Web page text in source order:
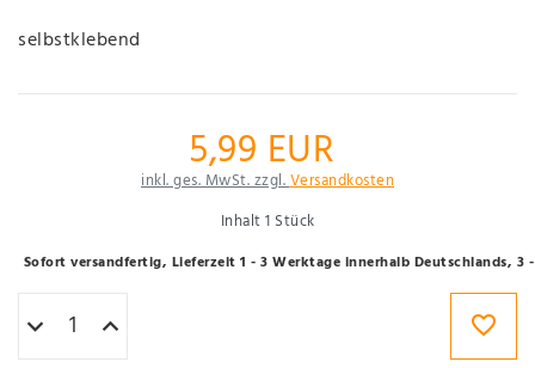
selbstklebend
5,99 EUR
inkl. ges. MwSt. zzgl.Versandkosten
Inhalt1 Stück
Sofort versandfertig, Lieferzeit 1 - 3 Werktage innerhalb Deutschlands, 3